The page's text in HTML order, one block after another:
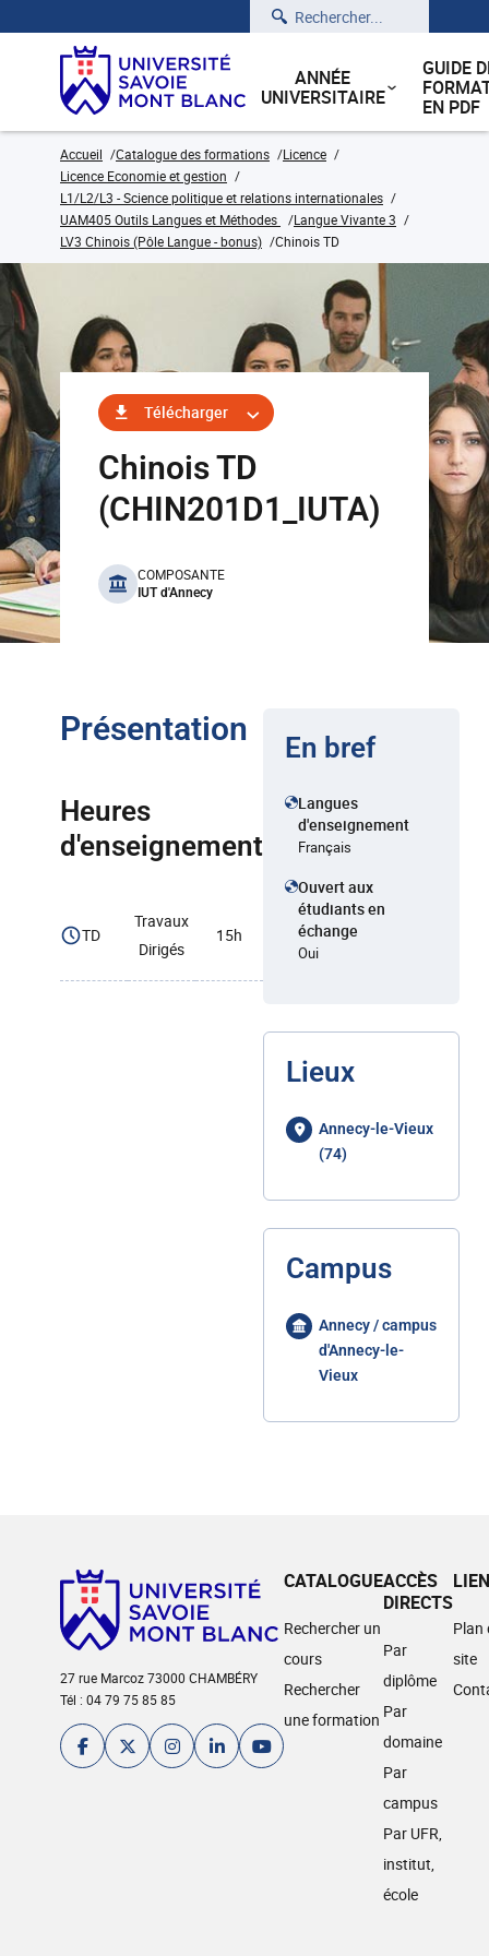
Rechercher
ANNÉE
UNIVERSITAIRE
GUIDE
EN PDF
Accueil Catalogue des formations
Licence
Licence Economie et gestion
L1/L2/L3 - Science politique et relations internationales
UAM405 Outils Langues et Méthodes
Langue Vivante 3
LV3 Chinois (Pôle Langue - bonus)
Chinois TD
Télécharger
Chinois TD
(CHIN201D1_IUTA)
benefits
COMPOSANTE
IUT d'Annecy
Présentation
Heures
d'enseignement
TD
Travaux
Dirigés
15h
En bref
Langues
d'enseignement
Français
Ouvert aux
étudiants en
échange
Oui
Lieux
Annecy-le-Vieux
(74)
Campus
Annecy / campus
d'Annecy-le-
Vieux
27 rue Marcoz 73000 CHAMBÉRY
Tél : 04 79 75 85 85
CATALOGUE
Rechercher un
cours
Rechercher
une formation
ACCÈS
DIRECTS
Par
diplôme
Par
domaine
Par
campus
Par UFR,
institut,
école
Plan
site